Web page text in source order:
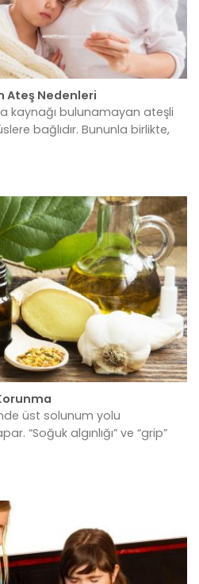
Ateş Nedenleri
kaynağı bulunamayan ateşli
bağlıdır. Bununla birlikte,
üst solunum yolu
“Soğuk algınlığı” ve “grip”